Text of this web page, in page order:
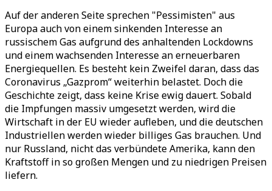
Auf der anderen Seite sprechen "Pessimisten" aus
Europa auch von einem sinkenden Interesse an
russischem Gas aufgrund des anhaltenden Lockdowns
und einem wachsenden Interesse an erneuerbaren
Energiequellen. Es besteht kein Zweifel daran, dass das
Coronavirus „Gazprom“ weiterhin belastet. Doch die
Geschichte zeigt, dass keine Krise ewig dauert. Sobald
die Impfungen massiv umgesetzt werden, wird die
Wirtschaft in der EU wieder aufleben, und die deutschen
Industriellen werden wieder billiges Gas brauchen. Und
nur Russland, nicht das verbündete Amerika, kann den
Kraftstoff in so großen Mengen und zu niedrigen Preisen
liefern.